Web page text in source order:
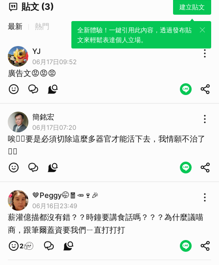
貼文 (3) 建立貼文
全新體驗！一鍵引用此內容，透過發布貼
文來輕鬆表達個人立場。
最新 熱門
YJ
06月17日09:52
廣告文😡😡😡
簡銘宏
06月17日07:20
唉😮‍💨要是必須切除這麼多器官才能活下去，我情願不治了
😮‍💨
🤎Peggy🤭🧧🥕🍷🎉
06月16日23:49
薪灌億描都沒有錯？？時鐘要講食話嗎？？？為什麼議喵
商，跟筆爾蓋資要我們ㄧ直打打打
2